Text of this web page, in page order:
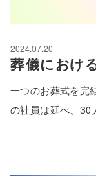
2024.07.20
葬儀におけ
一つのお葬式を完
の社員は延べ、30